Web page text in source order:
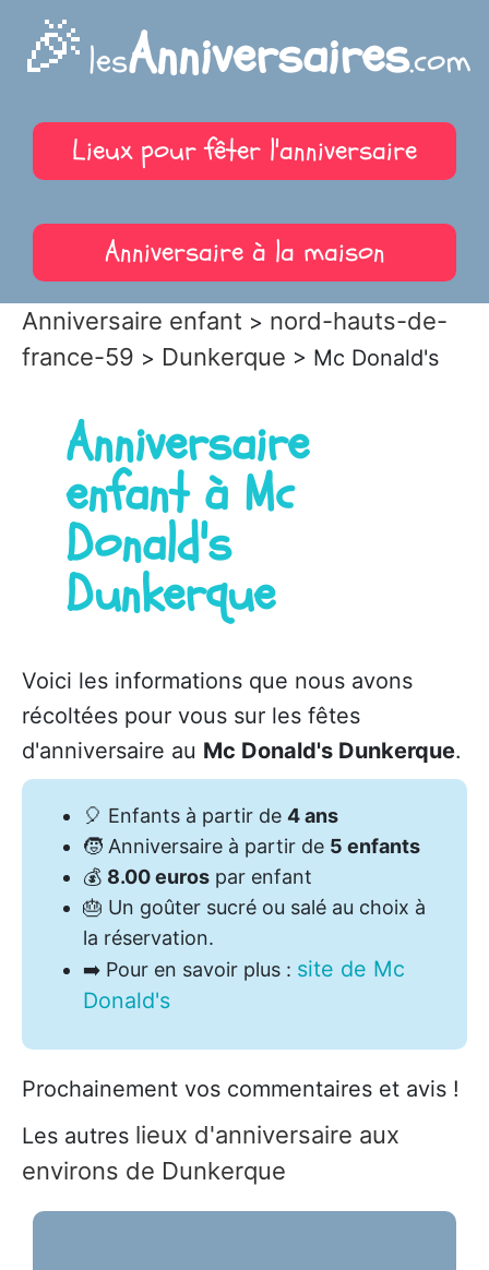
🎉lesAnniversaires.com
Lieux pour fêter l'anniversaire
Anniversaire à la maison
Anniversaire enfant > nord-hauts-de-
france-59 > Dunkerque > Mc Donald's
Anniversaire
enfant à Mc
Donald's
Dunkerque
Voici les informations que nous avons
récoltées pour vous sur les fêtes
d'anniversaire au Mc Donald's Dunkerque.
🎈 Enfants à partir de 4 ans
🧒 Anniversaire à partir de 5 enfants
💰 8.00 euros par enfant
🎂 Un goûter sucré ou salé au choix à
la réservation.
➡️ Pour en savoir plus : site de Mc
Donald's
Prochainement vos commentaires et avis !
Les autres lieux d'anniversaire aux
environs de Dunkerque